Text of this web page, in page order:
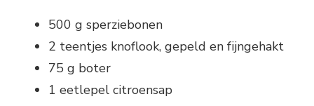
500 g sperziebonen
2 teentjes knoflook, gepeld en fijngehakt
75 g boter
1 eetlepel citroensap